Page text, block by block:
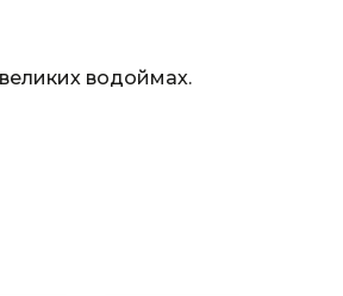
водоймах.